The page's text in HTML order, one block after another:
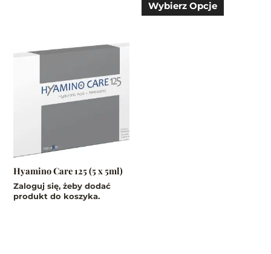
Wybierz Opcje
Hyamino Care 125 (5 x 5ml)
Zaloguj się, żeby dodać
produkt do koszyka.